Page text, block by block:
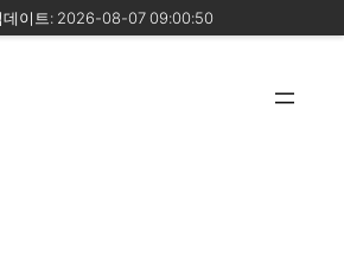
데이트: 2026-08-07 09:00:50